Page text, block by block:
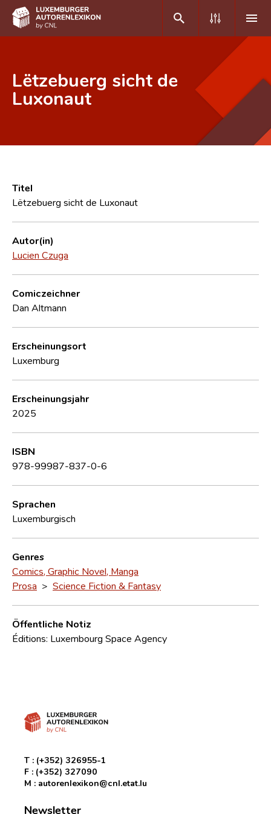
DE
Häufige Fragen und Antworten
CNL
Forschungsgruppe
Kontakt
Lëtzebuerg sicht de
Luxonaut
Titel
Lëtzebuerg sicht de Luxonaut
Autor(in)
Lucien Czuga
Comiczeichner
Dan Altmann
Erscheinungsort
Luxemburg
Erscheinungsjahr
2025
ISBN
978-99987-837-0-6
Sprachen
Luxemburgisch
Genres
Comics, Graphic Novel, Manga
Prosa > Science Fiction & Fantasy
Öffentliche Notiz
Éditions: Luxembourg Space Agency
T : (+352) 326955-1
F : (+352) 327090
M : autorenlexikon@cnl.etat.lu
Newsletter